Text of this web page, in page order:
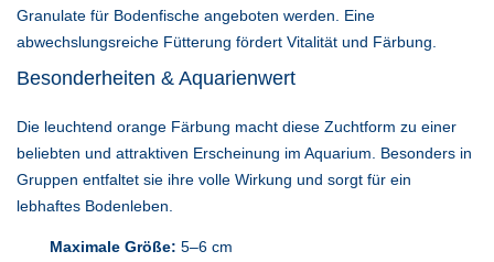
Granulate für Bodenfische angeboten werden. Eine
abwechslungsreiche Fütterung fördert Vitalität und Färbung.
Besonderheiten & Aquarienwert
Die leuchtend orange Färbung macht diese Zuchtform zu einer
beliebten und attraktiven Erscheinung im Aquarium. Besonders in
Gruppen entfaltet sie ihre volle Wirkung und sorgt für ein
lebhaftes Bodenleben.
Maximale Größe: 5–6 cm